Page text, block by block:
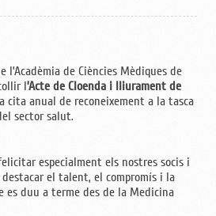
l’Acadèmia de Ciències Mèdiques de
l’Acte de Cloenda i lliurament de
cita anual de reconeixement a la tasca
sector salut.
especialment els nostres socis i
el talent, el compromís i la
es duu a terme des de la Medicina